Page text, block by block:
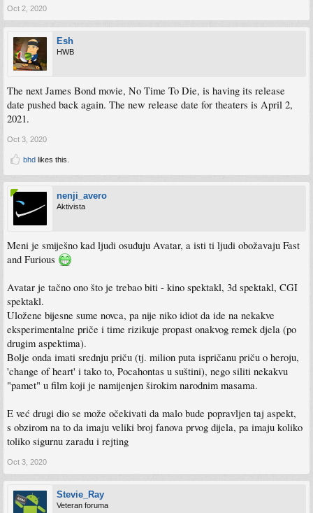
Oct 2, 2020
Esh
HWB
The next James Bond movie, No Time To Die, is having its release
date pushed back again. The new release date for theaters is April 2,
2021.
Oct 3, 2020
bhd likes this.
nenji_avero
Aktivista
Meni je smiješno kad ljudi osuđuju Avatar, a isti ti ljudi obožavaju Fast
and Furious
Avatar je tačno ono što je trebao biti - kino spektakl, 3d spektakl, CGI
spektakl.
Uložene bijesne sume novca, pa nije niko idiot da ide na nekakve
eksperimentalne priče i time rizikuje propast onakvog remek djela (po
drugim aspektima).
Bolje onda imati srednju priču (tj. milion puta ispričanu priču o heroju,
'change of heart' i tako to, Pocahontas u suštini), nego siliti nekakvu
"pamet" u film koji je namijenjen širokim narodnim masama.
E već drugi dio se može očekivati da malo bude popravljen taj aspekt,
s obzirom na to da imaju veliki broj fanova prvog dijela, pa imaju koliko
toliko sigurnu zaradu i rejting
Oct 3, 2020
Stevie_Ray
Veteran foruma